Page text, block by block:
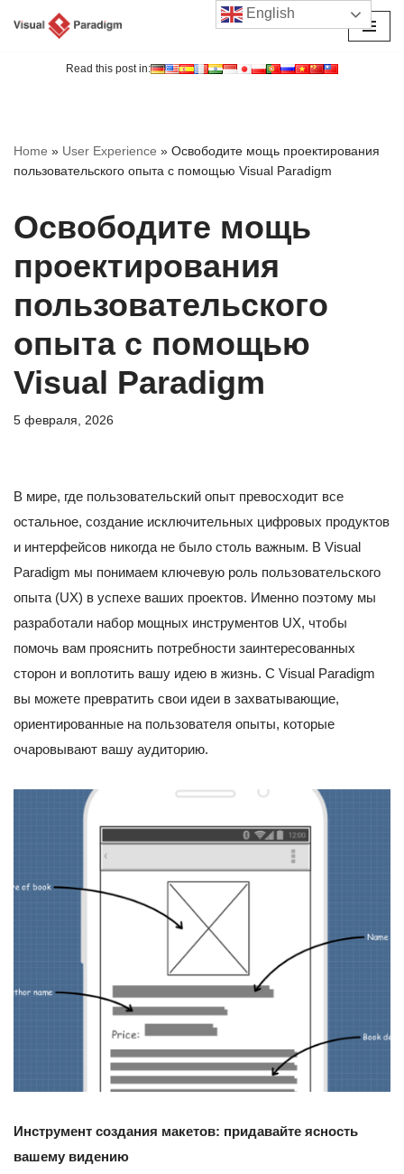
Read this post in:
Home » User Experience » Освободите мощь проектирования
пользовательского опыта с помощью Visual Paradigm
Освободите мощь
проектирования
пользовательского
опыта с помощью
Visual Paradigm
5 февраля, 2026
В мире, где пользовательский опыт превосходит все
остальное, создание исключительных цифровых продуктов
и интерфейсов никогда не было столь важным. В Visual
Paradigm мы понимаем ключевую роль пользовательского
опыта (UX) в успехе ваших проектов. Именно поэтому мы
разработали набор мощных инструментов UX, чтобы
помочь вам прояснить потребности заинтересованных
сторон и воплотить вашу идею в жизнь. С Visual Paradigm
вы можете превратить свои идеи в захватывающие,
ориентированные на пользователя опыты, которые
очаровывают вашу аудиторию.
Инструмент создания макетов: придавайте ясность
вашему видению
English